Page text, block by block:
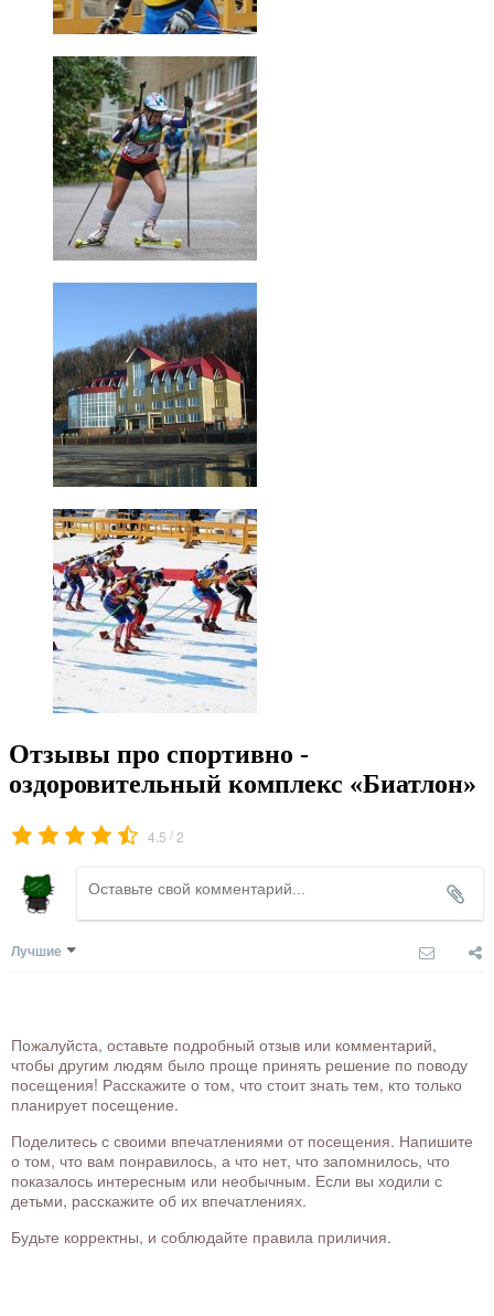
Отзывы про спортивно -
оздоровительный комплекс «Биатлон»
4.5 /2
Лучшие
Пожалуйста, оставьте подробный отзыв или комментарий,
чтобы другим людям было проще принять решение по поводу
посещения! Расскажите о том, что стоит знать тем, кто только
планирует посещение.
Поделитесь с своими впечатлениями от посещения. Напишите
о том, что вам понравилось, а что нет, что запомнилось, что
показалось интересным или необычным. Если вы ходили с
детьми, расскажите об их впечатлениях.
Будьте корректны, и соблюдайте правила приличия.